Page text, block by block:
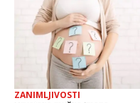
ZANIMLJIVOSTI